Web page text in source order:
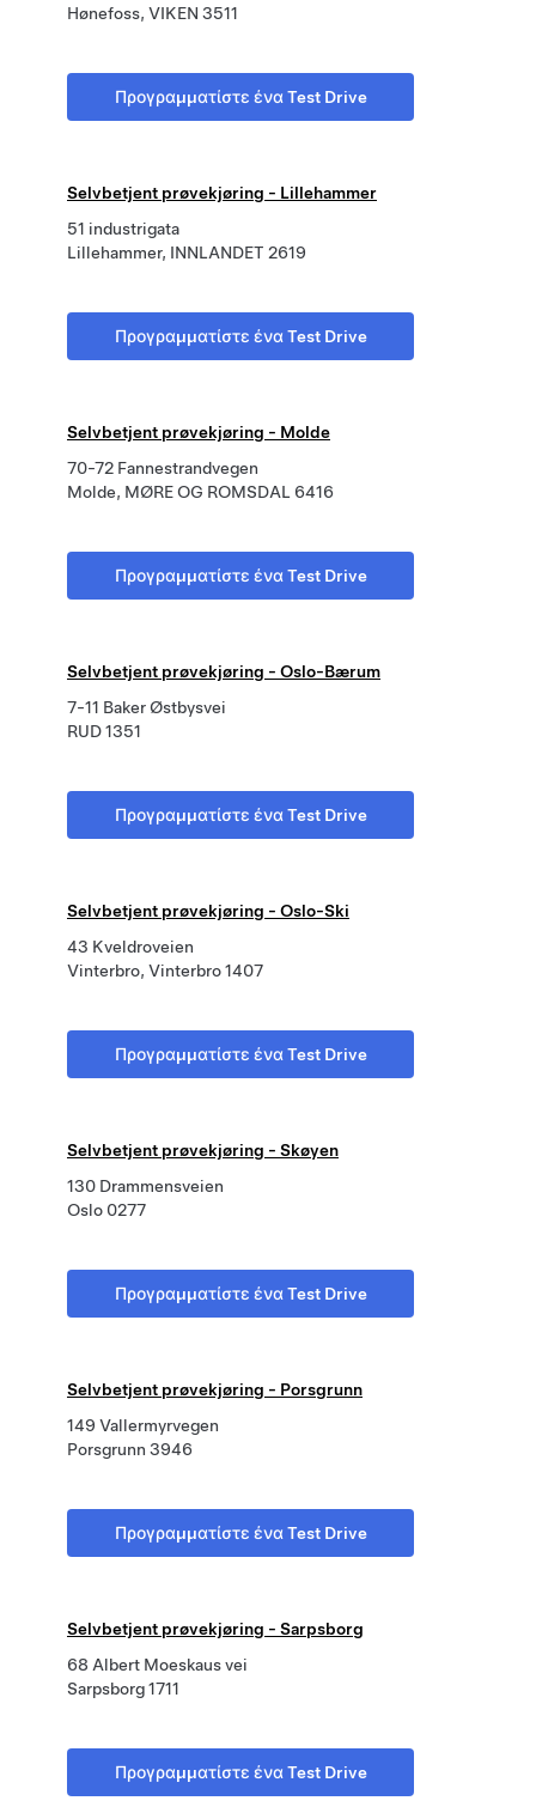
Hønefoss, VIKEN 3511
Προγραμματίστε ένα Test Drive
Selvbetjent prøvekjøring - Lillehammer
51 industrigata
Lillehammer, INNLANDET 2619
Προγραμματίστε ένα Test Drive
Selvbetjent prøvekjøring - Molde
70-72 Fannestrandvegen
Molde, MØRE OG ROMSDAL 6416
Προγραμματίστε ένα Test Drive
Selvbetjent prøvekjøring - Oslo-Bærum
7-11 Baker Østbysvei
RUD 1351
Προγραμματίστε ένα Test Drive
Selvbetjent prøvekjøring - Oslo-Ski
43 Kveldroveien
Vinterbro, Vinterbro 1407
Προγραμματίστε ένα Test Drive
Selvbetjent prøvekjøring - Skøyen
130 Drammensveien
Oslo 0277
Προγραμματίστε ένα Test Drive
Selvbetjent prøvekjøring - Porsgrunn
149 Vallermyrvegen
Porsgrunn 3946
Προγραμματίστε ένα Test Drive
Selvbetjent prøvekjøring - Sarpsborg
68 Albert Moeskaus vei
Sarpsborg 1711
Προγραμματίστε ένα Test Drive